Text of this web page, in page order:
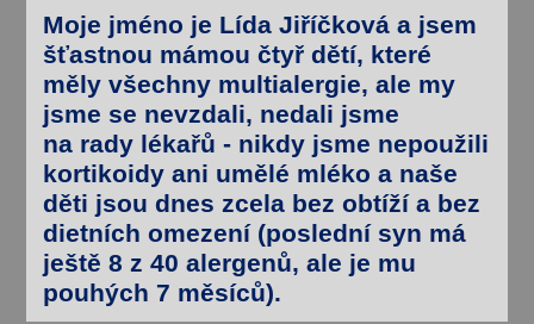
Moje jméno je Lída Jiříčková a jsem
šťastnou mámoučtyř dětí, které
mělyvšechny multialergie, ale my
jsme se nevzdali, nedali jsme
na rady lékařů - nikdy jsme nepoužili
kortikoidy ani umělé mléko a naše
děti jsou dneszcela bez obtížía bez
dietních omezení(poslední syn má
ještě 8 z 40 alergenů, ale je mu
pouhých 7 měsíců).